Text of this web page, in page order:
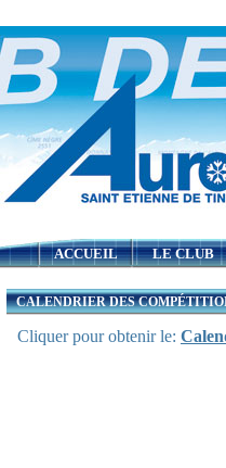
ACCUEIL LE CLUB
CALENDRIER DES
Cliquer pour obtenir le: